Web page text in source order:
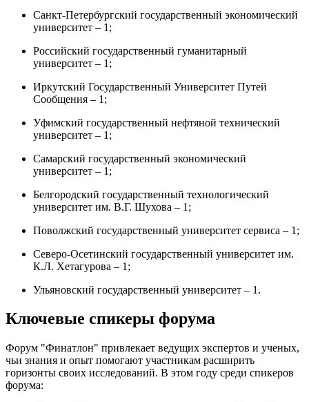
Санкт-Петербургский государственный экономический
университет – 1;
Российский государственный гуманитарный
университет – 1;
Иркутский Государственный Университет Путей
Сообщения – 1;
Уфимский государственный нефтяной технический
университет – 1;
Самарский государственный экономический
университет – 1;
Белгородский государственный технологический
университет им. В.Г. Шухова – 1;
Поволжский государственный университет сервиса – 1;
Северо-Осетинский государственный университет им.
К.Л. Хетагурова – 1;
Ульяновский государственный университет – 1.
Ключевые спикеры форума
Форум "Финатлон" привлекает ведущих экспертов и ученых,
чьи знания и опыт помогают участникам расширить
горизонты своих исследований. В этом году среди спикеров
форума: